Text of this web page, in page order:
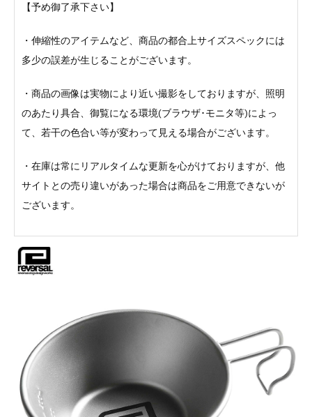
【予め御了承下さい】
・伸縮性のアイテムなど、商品の都合上サイズスペックには
多少の誤差が生じることがございます。
・商品の画像は実物により近い撮影をしておりますが、照明
のあたり具合、御覧になる環境(ブラウザ･モニタ等)によっ
て、若干の色合い等が変わって見える場合がございます。
・在庫は常にリアルタイムな更新を心がけておりますが、他
サイトとの売り違いがあった場合は商品をご用意できないが
ございます。